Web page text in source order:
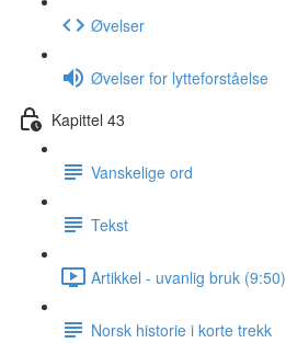
Øvelser
Øvelser for lytteforståelse
Kapittel 43
Vanskelige ord
Tekst
Artikkel - uvanlig bruk (9:50)
Norsk historie i korte trekk